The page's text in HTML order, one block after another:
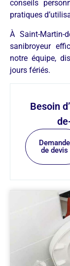
conseils
pratiques
À Saint-Martin-
sanibroyeur
notre équipe,
jours fériés.
Besoin
Demande
de devis